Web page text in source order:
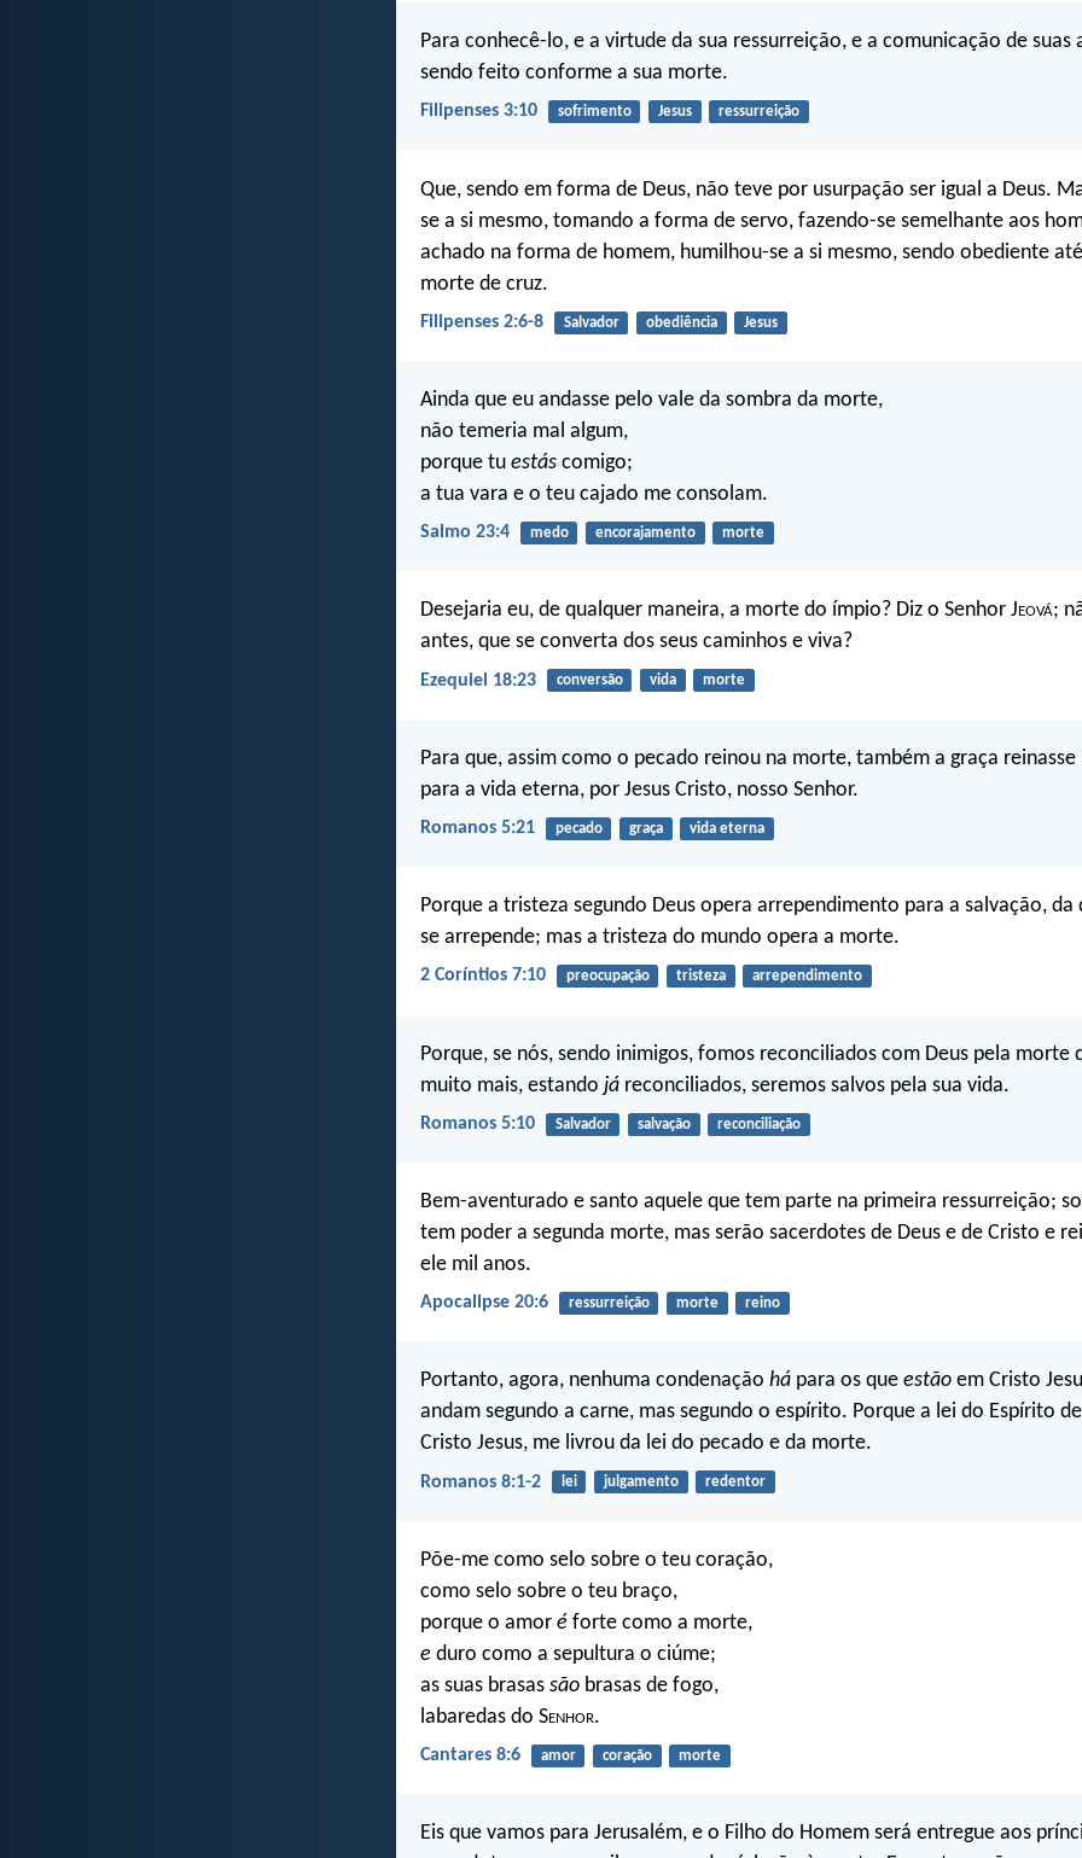
Para conhecê-lo, e a virtude da sua ressurreição, e a comunicação de suas
sendo feito conforme a sua morte.
Filipenses 3:10 sofrimento Jesus ressurreição
Que, sendo em forma de Deus, não teve por usurpação ser igual a Deus.
se a si mesmo, tomando a forma de servo, fazendo-se semelhante aos
achado na forma de homem, humilhou-se a si mesmo, sendo obediente
morte de cruz.
Filipenses 2:6-8 Salvador obediência Jesus
Ainda que eu andasse pelo vale da sombra da morte,
não temeria mal algum,
porque tu estás comigo;
a tua vara e o teu cajado me consolam.
Salmo 23:4 medo encorajamento morte
Desejaria eu, de qualquer maneira, a morte do ímpio? Diz o Senhor Jeová;
antes, que se converta dos seus caminhos e viva?
Ezequiel 18:23 conversão vida morte
Para que, assim como o pecado reinou na morte, também a graça
para a vida eterna, por Jesus Cristo, nosso Senhor.
Romanos 5:21 pecado graça vida eterna
Porque a tristeza segundo Deus opera arrependimento para a salvação, da
se arrepende; mas a tristeza do mundo opera a morte.
2 Coríntios 7:10 preocupação tristeza arrependimento
Porque, se nós, sendo inimigos, fomos reconciliados com Deus pela morte
muito mais, estando já reconciliados, seremos salvos pela sua vida.
Romanos 5:10 Salvador salvação reconciliação
Bem-aventurado e santo aquele que tem parte na primeira ressurreição;
tem poder a segunda morte, mas serão sacerdotes de Deus e de Cristo e
ele mil anos.
Apocalipse 20:6 ressurreição morte reino
Portanto, agora, nenhuma condenação há para os que estão em Cristo
andam segundo a carne, mas segundo o espírito. Porque a lei do Espírito
Cristo Jesus, me livrou da lei do pecado e da morte.
Romanos 8:1-2 lei julgamento redentor
Põe-me como selo sobre o teu coração,
como selo sobre o teu braço,
porque o amor é forte como a morte,
e duro como a sepultura o ciúme;
as suas brasas são brasas de fogo,
labaredas do Senhor.
Cantares 8:6 amor coração morte
Eis que vamos para Jerusalém, e o Filho do Homem será entregue aos